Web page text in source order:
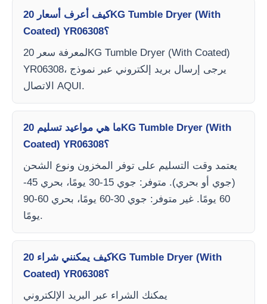
كيف أعرف أسعار 20KG Tumble Dryer (With
Coated) YR06308؟
لمعرفة سعر 20KG Tumble Dryer (With Coated)
YR06308، يرجى إرسال بريد إلكتروني عبر نموذج
الاتصال AQUI.
ما هي مواعيد تسليم 20KG Tumble Dryer (With
Coated) YR06308؟
يعتمد وقت التسليم على توفر المخزون ونوع الشحن
(جوي أو بحري). متوفر: جوي 15-30 يومًا، بحري 45-
60 يومًا. غير متوفر: جوي 30-60 يومًا، بحري 60-90
يومًا.
كيف يمكنني شراء 20KG Tumble Dryer (With
Coated) YR06308؟
يمكنك الشراء عبر البريد الإلكتروني